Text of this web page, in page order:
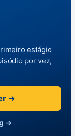
estágio
por vez,
→
→